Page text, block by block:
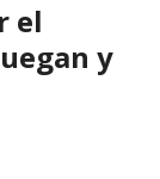
el
y